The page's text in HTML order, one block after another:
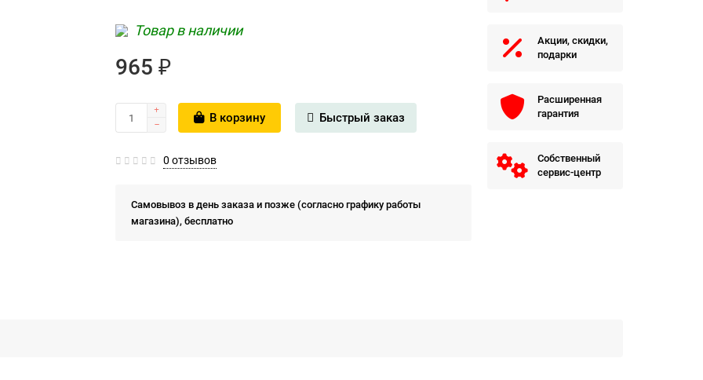
Товар в наличии
965 ₽
В корзину Быстрый заказ
0 отзывов
Самовывоз в день заказа и позже (согласно графику работы
магазина), бесплатно
Акции, скидки,
подарки
Расширенная
гарантия
Собственный
сервис-центр